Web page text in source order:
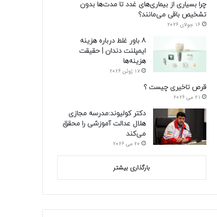
چرا بسیاری از بیماری‌های غدد تا مدت‌ها بدون
تشخیص باقی می‌مانند؟
16 جولای 2026
8 باور غلط درباره هزینه
ایمپلنت دندان | حقیقت
هزینه‌ها
17 ژوئن 2026
قرص تاخیری چیست ؟
21 می 2026
دکتر کولیوند:مدرسه مجازی
هلال عدالت آموزشی را محقق
می‌کند
20 می 2026
بارگذاری بیشتر